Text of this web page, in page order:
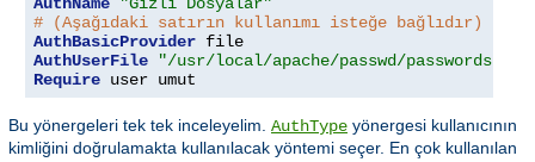
# (Aşağıdaki satırın kullanımı isteğe bağlıdır)
AuthBasicProvider
AuthUserFile
"/usr/local/apache/passwd/passwords"
Require user umut
Bu yönergeleri tek tek inceleyelim. AuthType yönergesi kullanıcının
kimliğini doğrulamakta kullanılacak yöntemi seçer. En çok kullanılan